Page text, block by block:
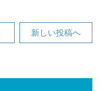
新しい投稿へ